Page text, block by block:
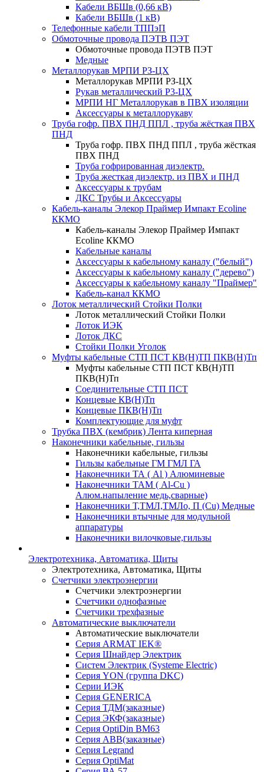
Кабели ВБШв (0,66 кВ)
Кабели ВБШв (1 кВ)
Телефонные кабели ТППэП
Обмоточные провода ПЭТВ ПЭТ
Обмоточные провода ПЭТВ ПЭТ
Медные
Металлорукав МРПИ РЗ-ЦХ
Металлорукав МРПИ РЗ-ЦХ
Рукав металлический Р3-ЦХ
МРПИ НГ Металлорукав в ПВХ изоляции
Аксессуары к металлорукаву
Труба гофр. ПВХ ПНД ППЛ , труба жёсткая ПВХ
ПНД
Труба гофр. ПВХ ПНД ППЛ , труба жёсткая
ПВХ ПНД
Труба гофрированная диэлектр.
Труба жесткая диэлектр. из ПВХ и ПНД
Аксессуары к трубам
ДКС Трубы и Аксессуары
Кабель-каналы Элекор Праймер Импакт Ecoline
ККМО
Кабель-каналы Элекор Праймер Импакт
Ecoline ККМО
Кабельные каналы
Аксессуары к кабельному каналу ("белый")
Аксессуары к кабельному каналу ("дерево")
Аксессуары к кабельному каналу "Праймер"
Кабель-канал ККМО
Лоток металлический Стойки Полки
Лоток металлический Стойки Полки
Лоток ИЭК
Лоток ДКС
Стойки Полки Уголок
Муфты кабельные СТП ПСТ КВ(Н)ТП ПКВ(Н)Тп
Муфты кабельные СТП ПСТ КВ(Н)ТП
ПКВ(Н)Тп
Соединительные СТП ПСТ
Концевые КВ(Н)Тп
Концевые ПКВ(Н)Тп
Комплектующие для муфт
Трубка ПВХ (кембрик) Лента киперная
Наконечники кабельные, гильзы
Наконечники кабельные, гильзы
Гильзы кабельные ГМ ГМЛ ГА
Наконечники ТА ( Al ) Алюминевые
Наконечники ТАМ ( Al-Cu )
Алюм.напыление медь,сварные)
Наконечники Т,ТМЛ,ТМЛо, П (Cu) Медные
Наконечники втычные для модульной
аппаратуры
Наконечники вилочковые,гильзы
Электротехника, Автоматика, Щиты
Электротехника, Автоматика, Щиты
Счетчики электроэнергии
Счетчики электроэнергии
Счетчики однофазные
Счетчики трехфазные
Автоматические выключатели
Автоматические выключатели
Серия ARMAT IEK®
Серия Шнайдер Электрик
Систем Электрик (Systeme Electric)
Серия YON (группа DKC)
Серии ИЭК
Серия GENERICA
Серия ТДМ(заказные)
Серия ЭКФ(заказные)
Серия OptiDin BM63
Серия АВВ(заказные)
Серия Legrand
Серия OptiMat